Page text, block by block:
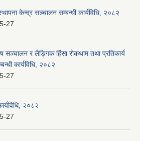
केन्द्र सञ्चालन सम्बन्धी कार्यविधि, २०८२
27
सञ्चालन र लैङ्गिक हिंसा रोकथाम तथा प्रतिकार्य
कार्यविधि, २०८२
27
२०८२
27